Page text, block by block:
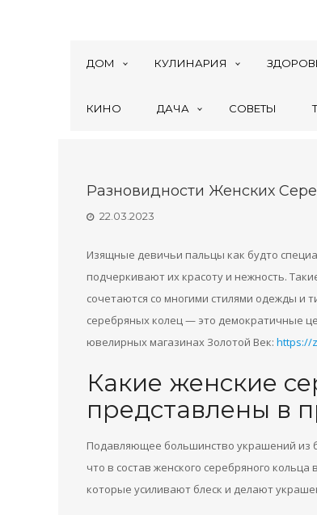
ДОМ КУЛИНАРИЯ
КИНО ДАЧА СОВЕТЫ
Разновидности Женских
22.03.2023
Изящные девичьи пальцы как будто
подчеркивают их красоту и нежность.
сочетаются со многими стилями одежды
серебряных колец — это демократичные
ювелирных магазинах Золотой Век: https://
Какие женские
представлены в
Подавляющее большинство украшений из
что в состав женского серебряного
которые усиливают блеск и делают